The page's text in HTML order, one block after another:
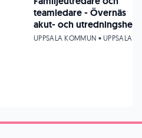
teamledare - Övernäs
akut- och utredningshem
UPPSALA KOMMUN • UPPSALA